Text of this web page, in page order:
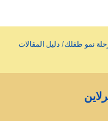
نمو طفلك دليل المقالات